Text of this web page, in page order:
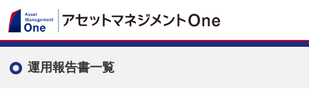
運用報告書一覧